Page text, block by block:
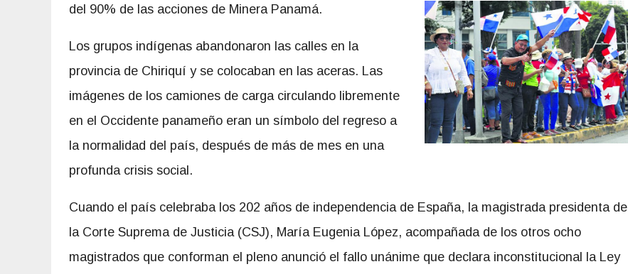
del 90% de las acciones de Minera Panamá.
Los grupos indígenas abandonaron las calles en la
provincia de Chiriquí y se colocaban en las aceras. Las
imágenes de los camiones de carga circulando libremente
en el Occidente panameño eran un símbolo del regreso a
la normalidad del país, después de más de mes en una
profunda crisis social.
Cuando el país celebraba los 202 años de independencia de España, la magistrada presidenta de
la Corte Suprema de Justicia (CSJ), María Eugenia López, acompañada de los otros ocho
magistrados que conforman el pleno anunció el fallo unánime que declara inconstitucional la Ley